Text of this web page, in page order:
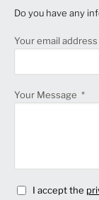
Do you have any
Your email address
Your Message
I accept the